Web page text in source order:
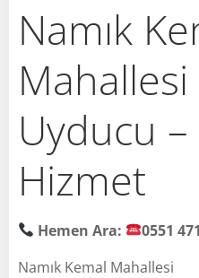
Namık
Mahallesi
Uyducu
Hizmet
Hemen Ara:
0551
Namık Kemal Mahallesi